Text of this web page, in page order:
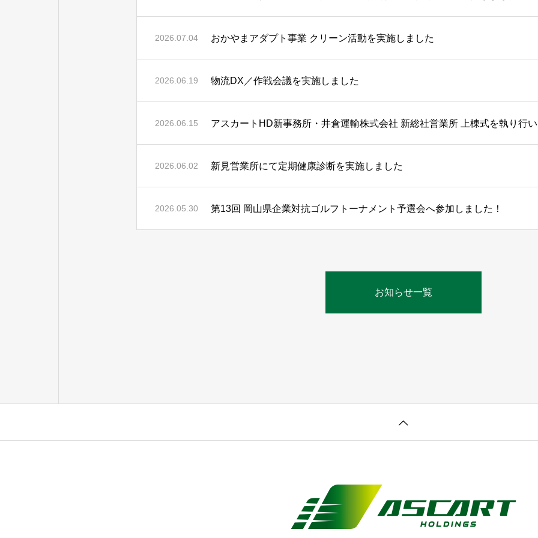
2026.07.04 おかやまアダプト事業 クリーン活動を実施しました
2026.06.19 物流DX／作戦会議を実施しました
2026.06.15 アスカートHD新事務所・井倉運輸株式会社 新総社営業所 上棟式を執り行
2026.06.02 新見営業所にて定期健康診断を実施しました
2026.05.30 第13回 岡山県企業対抗ゴルフトーナメント予選会へ参加しました！
お知らせ一覧